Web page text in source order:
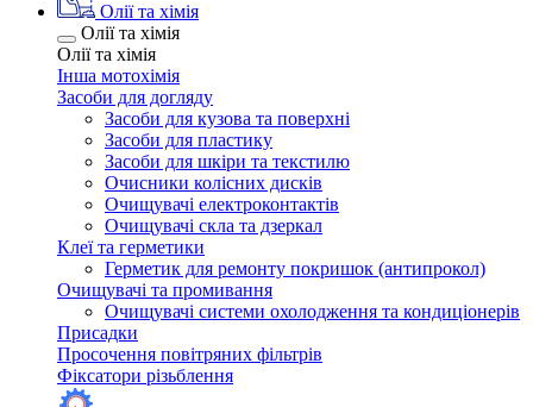
Олії та хімія
Олії та хімія
Олії та хімія
Інша мотохімія
Засоби для догляду
Засоби для кузова та поверхні
Засоби для пластику
Засоби для шкіри та текстилю
Очисники колісних дисків
Очищувачі електроконтактів
Очищувачі скла та дзеркал
Клеї та герметики
Герметик для ремонту покришок (антипрокол)
Очищувачі та промивання
Очищувачі системи охолодження та кондиціонерів
Присадки
Просочення повітряних фільтрів
Фіксатори різьблення